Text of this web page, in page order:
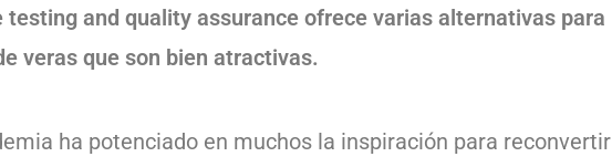
and quality assurance ofrece varias alternativas para
veras que son bien atractivas.
ha potenciado en muchos la inspiración para reconvertir